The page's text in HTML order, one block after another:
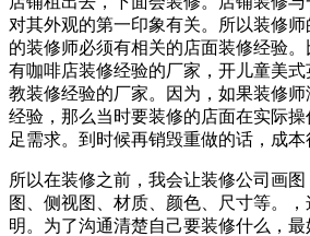
对其外观的第一印象有关。所以装修
的装修师必须有相关的店面装修经验
有咖啡店装修经验的厂家，开儿童美
教装修经验的厂家。因为，如果装修
经验，那么当时要装修的店面在实际
足需求。到时候再销毁重做的话，成本
所以在装修之前，我会让装修公司画
图、侧视图、材质、颜色、尺寸等。
明。为了沟通清楚自己要装修什么，